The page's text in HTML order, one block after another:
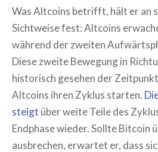
Was Altcoins betrifft, hält er an
Sichtweise fest: Altcoins
während der zweiten
Diese zweite Bewegung in
historisch gesehen der
Altcoins ihren Zyklus starten.
steigt über weite Teile des
Endphase wieder. Sollte Bitcoin
ausbrechen, erwartet er, dass